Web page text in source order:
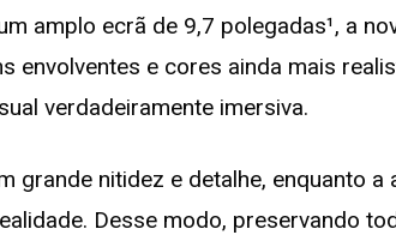
amplo ecrã de 9,7 polegadas¹, a
envolventes e cores ainda mais
verdadeiramente imersiva.
grande nitidez e detalhe, enquanto a
Desse modo, preservando